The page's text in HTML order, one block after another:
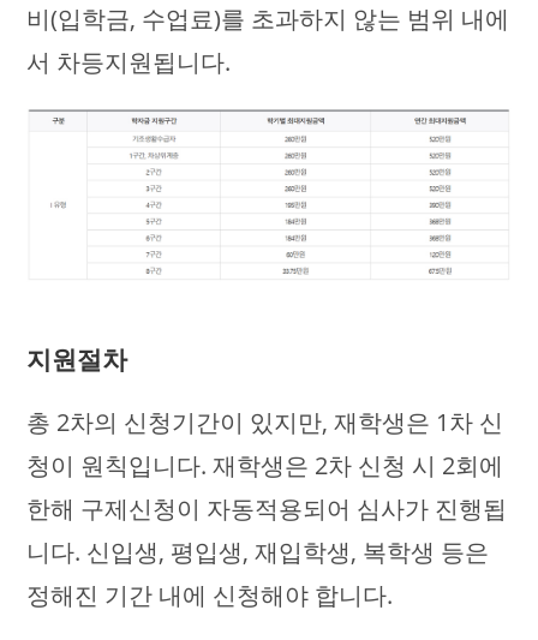
비(입학금, 수업료)를 초과하지 않는 범위 내에
서 차등지원됩니다.
지원절차
총 2차의 신청기간이 있지만, 재학생은 1차 신
청이 원칙입니다. 재학생은 2차 신청 시 2회에
한해 구제신청이 자동적용되어 심사가 진행됩
니다. 신입생, 평입생, 재입학생, 복학생 등은
정해진 기간 내에 신청해야 합니다.